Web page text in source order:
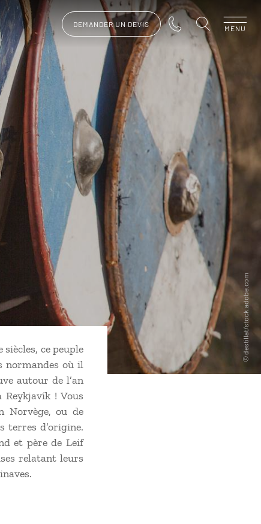
DEMANDER UN DEVIS MENU
ce peuple
normandes où il
autour de l’an
! Vous
Norvège, ou de
terres d’origine.
et père de Leif
relatant leurs